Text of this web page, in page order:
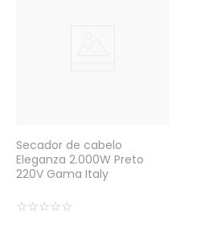
Secador de cabelo
Eleganza 2.000W Preto
220V Gama Italy
☆☆☆☆☆